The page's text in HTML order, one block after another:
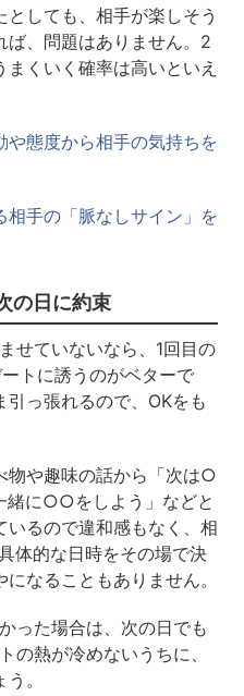
しても、相手が楽しそう
ば、問題はありません。2
くいく確率は高いといえ
や態度から相手の気持ちを
相手の「脈なしサイン」を
の日に約束
せていないなら、1回目の
トに誘うのがベターで
っ張れるので、OKをも
物や趣味の話から「次は○
緒に○○をしよう」などと
るので違和感もなく、相
体的な日時をその場で決
なることもありません。
った場合は、次の日でも
の熱が冷めないうちに、
。